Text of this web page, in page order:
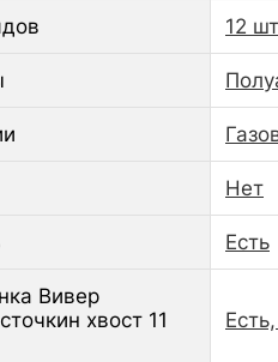
12 шт
Нет
Есть
Вивер
хвост 11